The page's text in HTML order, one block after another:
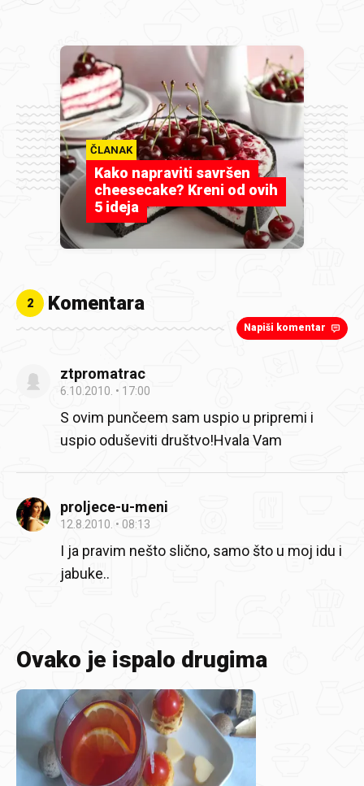
ČLANAK
Kako napraviti savršen
cheesecake? Kreni od ovih
5 ideja
2 Komentara
Napiši komentar
ztpromatrac
6.10.2010. 17:00
S ovim punčeem sam uspio u pripremi i
uspio oduševiti društvo!Hvala Vam
proljece-u-meni
12.8.2010. 08:13
I ja pravim nešto slično, samo što u moj idu i
jabuke..
Ovako je ispalo drugima